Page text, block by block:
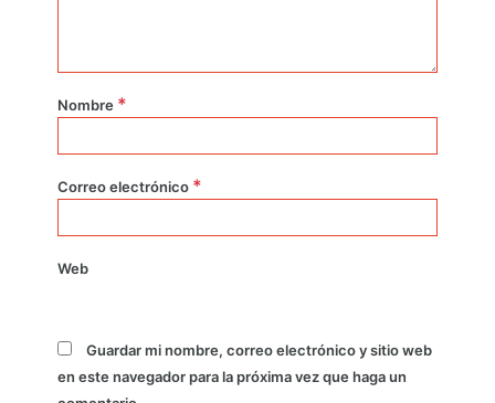
Nombre *
Correo electrónico *
Web
Guardar mi nombre, correo electrónico y sitio web
en este navegador para la próxima vez que haga un